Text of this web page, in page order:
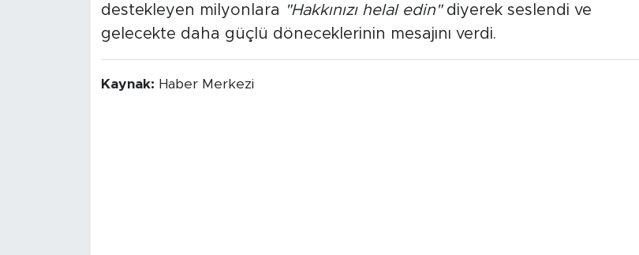
destekleyen milyonlara "Hakkınızı helal edin"diyerek seslendi ve
gelecekte daha güçlü döneceklerinin mesajını verdi.
Kaynak: Haber Merkezi